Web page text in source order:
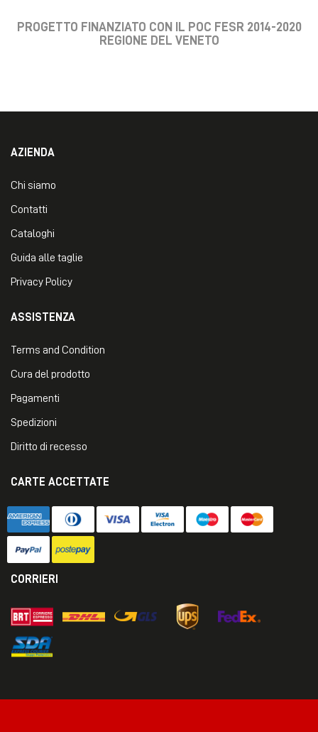
PROGETTO FINANZIATO CON IL POC FESR 2014-2020
REGIONE DEL VENETO
AZIENDA
Chi siamo
Contatti
Cataloghi
Guida alle taglie
Privacy Policy
ASSISTENZA
Terms and Condition
Cura del prodotto
Pagamenti
Spedizioni
Diritto di recesso
CARTE ACCETTATE
CORRIERI